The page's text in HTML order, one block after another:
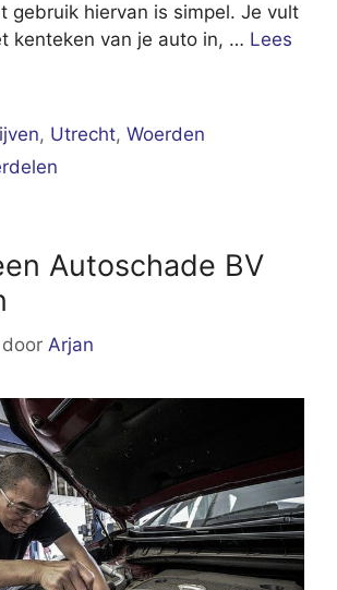
gebruik hiervan is simpel. Je vult
kenteken van je auto in, … Lees
, Utrecht,Woerden
Autoschade BV
door Arjan